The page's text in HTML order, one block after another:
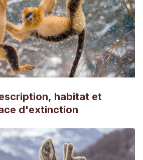
habitat et
d'extinction